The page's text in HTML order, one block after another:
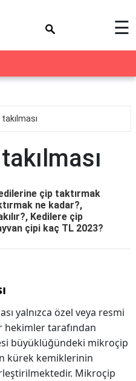
☰
çip taktırmak
ne kadar?,
Kedilere çip
çipi kaç TL 2023?
yalnızca özel veya resmi
hekimler tarafından
büyüklüğündeki mikroçip
kürek kemiklerinin
Mikroçip